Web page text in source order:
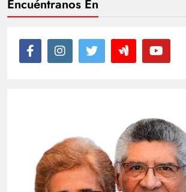
Encuéntranos En